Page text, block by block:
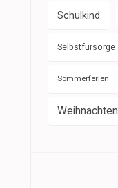
Schulkind
Selbstfürsorge
Sommerferien
Weihnachten